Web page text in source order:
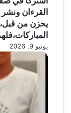
القرءان
يحزن من
يونيو 9, 2026